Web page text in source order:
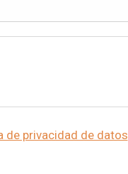
de privacidad de datos